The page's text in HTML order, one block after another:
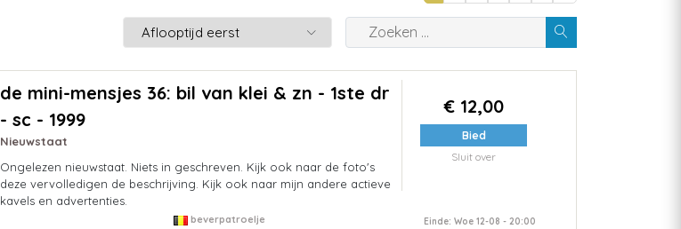
de mini-mensjes 36: bil van klei & zn - 1ste dr
- sc - 1999
Nieuwstaat
Ongelezen nieuwstaat. Niets in geschreven. Kijk ook naar de foto's
deze vervolledigen de beschrijving. Kijk ook naar mijn andere actieve
kavels en advertenties.
€ 12,00
Bied
Sluit over
beverpatroelje Einde: Woe 12-08 - 20:00